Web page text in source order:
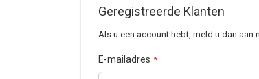
Geregistreerde Klanten
Als u een account hebt, meld u dan aan
E-mailadres